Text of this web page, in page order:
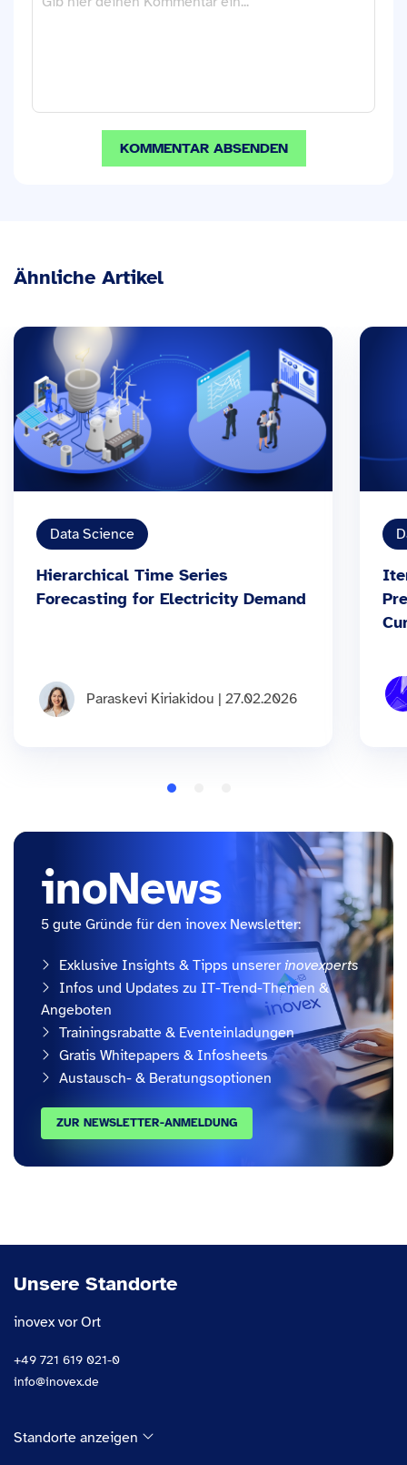
Ähnliche Artikel
Data Science
Hierarchical Time Series
Forecasting for Electricity Demand
Paraskevi Kiriakidou | 27.02.2026
inoNews
5 gute Gründe für den inovex Newsletter:
Exklusive Insights & Tipps unsererinovexperts
Infos und Updates zu IT-Trend-Themen &
Angeboten
Trainingsrabatte & Eventeinladungen
Gratis Whitepapers & Infosheets
Austausch- & Beratungsoptionen
ZUR NEWSLETTER-ANMELDUNG
Unsere Standorte
inovex vor Ort
+49 721 619 021-0
info@inovex.de
Standorte anzeigen